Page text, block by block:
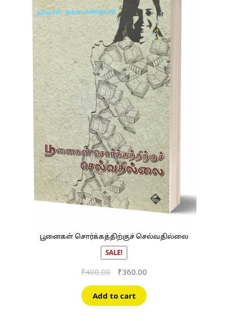
பூனைகள் சொர்க்கத்திற்குச் செல்வதில்லை
SALE!
₹400.00
Original
was:
₹400.00.
₹360.00Current
is:
Add to cart